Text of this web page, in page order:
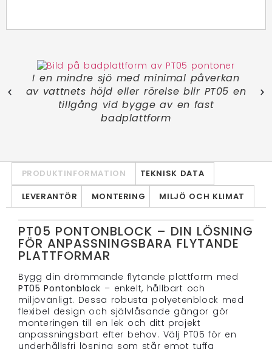
I en mindre sjö med minimal påverkan
av vattnets höjd eller rörelse blir PT05 en
tillgång vid bygge av en fast
badplattform
PRODUKTINFORMATION
TEKNISK DATA
LEVERANTÖR
MONTERING MILJÖ OCH KLIMAT
PT05 PONTONBLOCK – DIN LÖSNING
FÖR ANPASSNINGSBARA FLYTANDE
PLATTFORMAR
Bygg din drömmande flytande plattform med
PT05 Pontonblock – enkelt, hållbart och
miljövänligt. Dessa robusta polyetenblock med
flexibel design och självlåsande gängor gör
monteringen till en lek och ditt projekt
anpassningsbart efter behov. Välj PT05 för en
underhållsfri lösning som står emot tuffa